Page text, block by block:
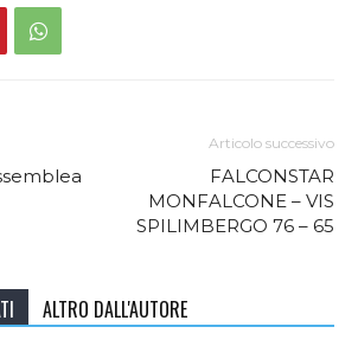
Articolo successivo
FALCONSTAR
MONFALCONE – VIS
SPILIMBERGO 76 – 65
ALTRO DALL'AUTORE